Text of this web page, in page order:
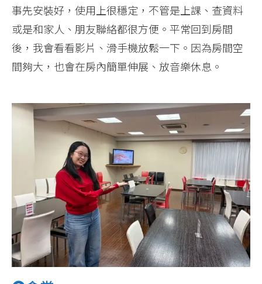
事先安裝好，使用上很穩定，不管是上課、查資料
或是和家人、朋友聯絡都很方便。平常回到房間
後，我會看看影片、滑手機放鬆一下。因為房間空
間夠大，也會在房內簡單伸展、放音樂休息。